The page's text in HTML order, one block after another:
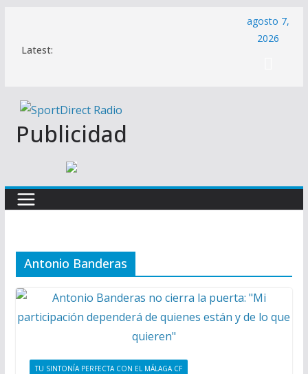
contenido
Latest:
agosto 7,
2026
Publicidad
Antonio Banderas
TU SINTONÍA PERFECTA CON EL MÁLAGA CF